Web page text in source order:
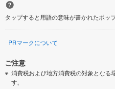
タップすると用語の意味が書かれたポッ
PRマークについて
ご注意
消費税および地方消費税の対象となる
す。